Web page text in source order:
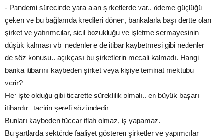
- Pandemi sürecinde yara alan şirketlerde var.. ödeme güçlüğü
çeken ve bu bağlamda kredileri dönen, bankalarla başı dertte olan
şirket ve yatırımcılar, sicil bozukluğu ve işletme sermayesinin
düşük kalması vb. nedenlerle de itibar kaybetmesi gibi nedenler
de söz konusu.. açıkçası bu şirketlerin mecali kalmadı. Hangi
banka itibarını kaybeden şirket veya kişiye teminat mektubu
verir?
Her işte olduğu gibi ticarette süreklilik olmalı.. en büyük başarı
itibardır.. tacirin şerefi sözündedir.
Bunları kaybeden tüccar iflah olmaz, iş yapamaz.
Bu şartlarda sektörde faaliyet gösteren şirketler ve yapımcılar